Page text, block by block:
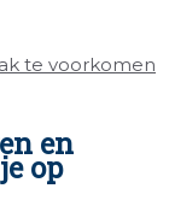
en
op